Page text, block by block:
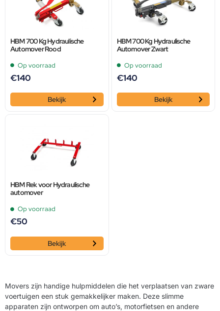
HBM 700 Kg Hydraulische
Automover Rood
Op voorraad
€140
Bekijk
HBM 700 Kg Hydraulische
Automover Zwart
Op voorraad
€140
Bekijk
HBM Rek voor Hydraulische
automover
Op voorraad
€50
Bekijk
Movers zijn handige hulpmiddelen die het verplaatsen van zware
voertuigen een stuk gemakkelijker maken. Deze slimme
apparaten zijn ontworpen om auto’s, motorfietsen en andere